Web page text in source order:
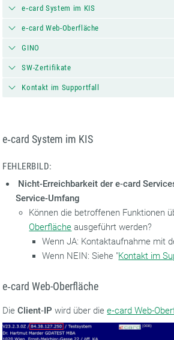
e‑card System im KIS
e‑card Web-Oberfläche
GINO
SW-Zertifikate
Kontakt im Supportfall
e‑card System im KIS
FEHLERBILD:
Nicht-Erreichbarkeit der e‑card
Service-Umfang
Können die betroffenen Funktionen
Oberfläche ausgeführt werden?
Wenn JA: Kontaktaufnahme mit
Wenn NEIN: Siehe "Kontakt im
e‑card Web-Oberfläche
DieClient‑IP wird über diee‑card Web-